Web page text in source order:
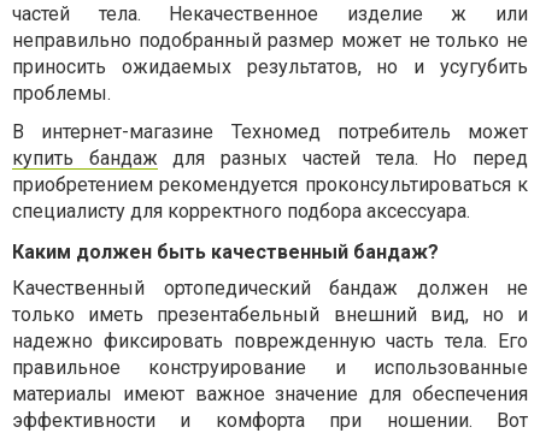
частей тела. Некачественное изделие ж или
неправильно подобранный размер может не только не
приносить ожидаемых результатов, но и усугубить
проблемы.
В интернет-магазине Техномед потребитель может
купить бандаж для разных частей тела. Но перед
приобретением рекомендуется проконсультироваться к
специалисту для корректного подбора аксессуара.
Каким должен быть качественный бандаж?
Качественный ортопедический бандаж должен не
только иметь презентабельный внешний вид, но и
надежно фиксировать поврежденную часть тела. Его
правильное конструирование и использованные
материалы имеют важное значение для обеспечения
эффективности и комфорта при ношении. Вот